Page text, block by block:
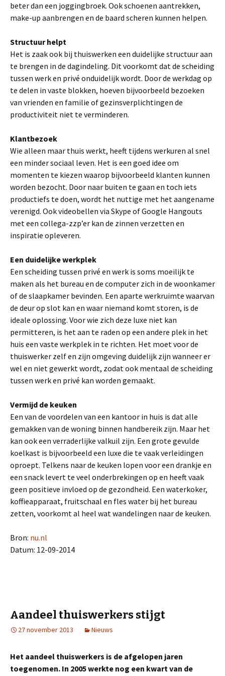
beter dan een joggingbroek. Ook schoenen aantrekken,
make-up aanbrengen en de baard scheren kunnen helpen.
Structuur helpt
Het is zaak ook bij thuiswerken een duidelijke structuur aan
te brengen in de dagindeling. Dit voorkomt dat de scheiding
tussen werk en privé onduidelijk wordt. Door de werkdag op
te delen in vaste blokken, hoeven bijvoorbeeld bezoeken
van vrienden en familie of gezinsverplichtingen de
productiviteit niet te verminderen.
Klantbezoek
Wie alleen maar thuis werkt, heeft tijdens werkuren al snel
een minder sociaal leven. Het is een goed idee om
momenten te kiezen waarop bijvoorbeeld klanten kunnen
worden bezocht. Door naar buiten te gaan en toch iets
productiefs te doen, wordt het nuttige met het aangename
verenigd. Ook videobellen via Skype of Google Hangouts
met een collega-zzp’er kan de zinnen verzetten en
inspiratie opleveren.
Een duidelijke werkplek
Een scheiding tussen privé en werk is soms moeilijk te
maken als het bureau en de computer zich in de woonkamer
of de slaapkamer bevinden. Een aparte werkruimte waarvan
de deur op slot kan en waar niemand komt storen, is de
ideale oplossing. Voor wie zich deze luxe niet kan
permitteren, is het aan te raden op een andere plek in het
huis een vaste werkplek in te richten. Het moet voor de
thuiswerker zelf en zijn omgeving duidelijk zijn wanneer er
wel en niet gewerkt wordt, zodat ook mentaal de scheiding
tussen werk en privé kan worden gemaakt.
Vermijd de keuken
Een van de voordelen van een kantoor in huis is dat alle
gemakken van de woning binnen handbereik zijn. Maar het
kan ook een verraderlijke valkuil zijn. Een grote gevulde
koelkast is bijvoorbeeld een luxe die te vaak verleidingen
oproept. Telkens naar de keuken lopen voor een drankje en
een snack levert te veel onderbrekingen op en heeft vaak
geen positieve invloed op de gezondheid. Een waterkoker,
koffieapparaat, fruitschaal en fles water bij het bureau
zetten, voorkomt al heel wat wandelingen naar de keuken.
Bron: nu.nl
Datum: 12-09-2014
Aandeel thuiswerkers stijgt
27 november 2013 Nieuws
Het aandeel thuiswerkers is de afgelopen jaren
toegenomen. In 2005 werkte nog een kwart van de